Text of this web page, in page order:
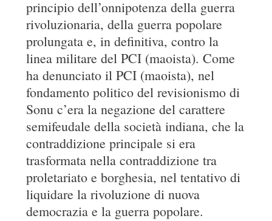
principio dell’onnipotenza della guerra
rivoluzionaria, della guerra popolare
prolungata e, in definitiva, contro la
linea militare del PCI (maoista). Come
ha denunciato il PCI (maoista), nel
fondamento politico del revisionismo di
Sonu c’era la negazione del carattere
semifeudale della società indiana, che la
contraddizione principale si era
trasformata nella contraddizione tra
proletariato e borghesia, nel tentativo di
liquidare la rivoluzione di nuova
democrazia e la guerra popolare.